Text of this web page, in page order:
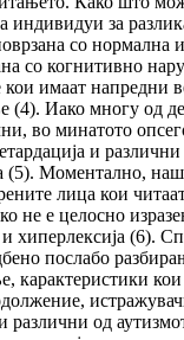
индивидуи за
со нормална
со когнитивно
кои имаат напредни
Иако многу од
во минатото
и
(5). Моментално,
лица кои
не е целосно
и хиперлексија (6).
послабо
карактеристики
од